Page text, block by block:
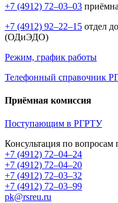
+7 (4912) 72–03–03
+7 (4912) 92–22–15 отдел
(ОДиЭДО)
Режим, график работы
Телефонный справочник
Приёмная комиссия
Поступающим в РГРТУ
Консультация по
+7 (4912) 72–04–24
+7 (4912) 72–04–20
+7 (4912) 72–03–32
+7 (4912) 72–03–99
pk@rsreu.ru